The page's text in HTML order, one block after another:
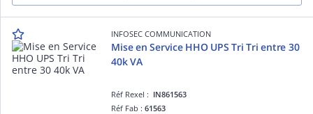
INFOSEC COMMUNICATION
Mise en Service HHO UPS Tri Tri entre 30
40k VA
Réf Rexel : IN861563
Réf Fab :61563